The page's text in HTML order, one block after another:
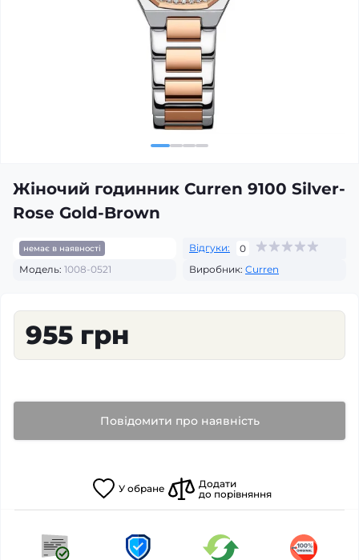
Жіночий годинник Curren 9100 Silver-
Rose Gold-Brown
немає в наявності Відгуки:
0
Модель: 1008-0521 Виробник: Curren
955 грн
Повідомити про наявність
У обране
Додати
до порівняння